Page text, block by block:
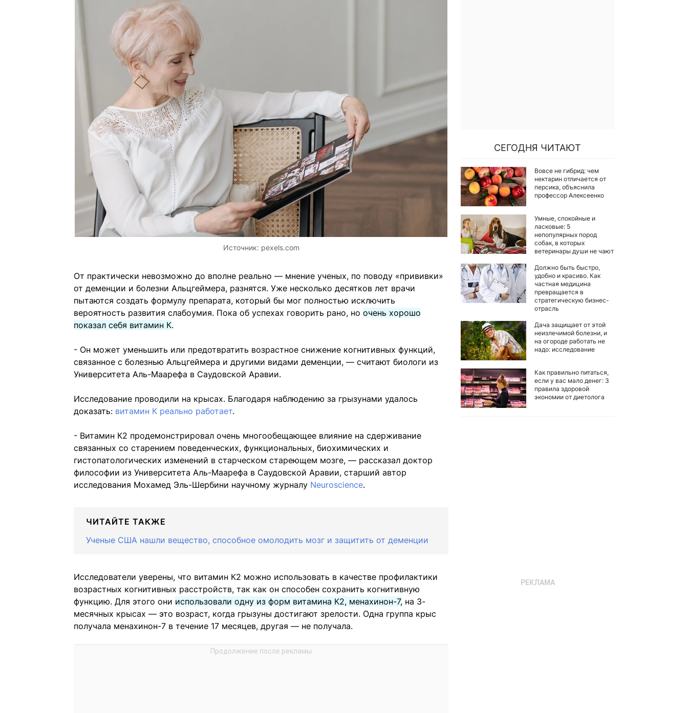
Источник: pexels.com
От практически невозможно до вполне реально — мнение ученых, по поводу «прививки»
от деменции и болезни Альцгеймера, разнятся. Уже несколько десятков лет врачи
пытаются создать формулу препарата, который бы мог полностью исключить
вероятность развития слабоумия. Пока об успехах говорить рано, но очень хорошо
показал себя витамин К.
- Он может уменьшить или предотвратить возрастное снижение когнитивных функций,
связанное с болезнью Альцгеймера и другими видами деменции, — считают биологи из
Университета Аль-Маарефа в Саудовской Аравии.
Исследование проводили на крысах. Благодаря наблюдению за грызунами удалось
доказать: витамин К реально работает.
- Витамин К2 продемонстрировал очень многообещающее влияние на сдерживание
связанных со старением поведенческих, функциональных, биохимических и
гистопатологических изменений в старческом стареющем мозге, — рассказал доктор
философии из Университета Аль-Маарефа в Саудовской Аравии, старший автор
исследования Мохамед Эль-Шербини научному журналу Neuroscience.
ЧИТАЙТЕ ТАКЖЕ
Ученые США нашли вещество, способное омолодить мозг и защитить от деменции
Исследователи уверены, что витамин К2 можно использовать в качестве профилактики
возрастных когнитивных расстройств, так как он способен сохранить когнитивную
функцию. Для этого они использовали одну из форм витамина К2, менахинон-7, на 3-
месячных крысах — это возраст, когда грызуны достигают зрелости. Одна группа крыс
получала менахинон-7 в течение 17 месяцев, другая — не получала.
СЕГОДНЯ ЧИТАЮТ
Вовсе не гибрид: чем
нектарин отличается от
персика, объяснила
профессор Алексеенко
Умные, спокойные и
ласковые: 5
непопулярных пород
собак, в которых
ветеринары души не чают
Должно быть быстро,
удобно и красиво. Как
частная медицина
превращается в
стратегическую бизнес-
отрасль
Дача защищает от этой
неизлечимой болезни, и
на огороде работать не
надо: исследование
Как правильно питаться,
если у вас мало денег: 3
правила здоровой
экономии от диетолога